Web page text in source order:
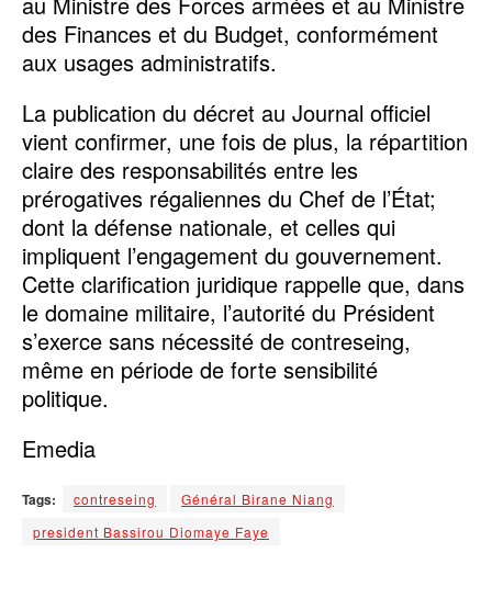
des Finances et du Budget, conformément
aux usages administratifs.
La publication du décret au Journal officiel
vient confirmer, une fois de plus, la répartition
claire des responsabilités entre les
prérogatives régaliennes du Chef de l’État;
dont la défense nationale, et celles qui
impliquent l’engagement du gouvernement.
Cette clarification juridique rappelle que, dans
le domaine militaire, l’autorité du Président
s’exerce sans nécessité de contreseing,
même en période de forte sensibilité
politique.
Emedia
Tags: contreseing
Général Birane Niang
president Bassirou Diomaye Faye